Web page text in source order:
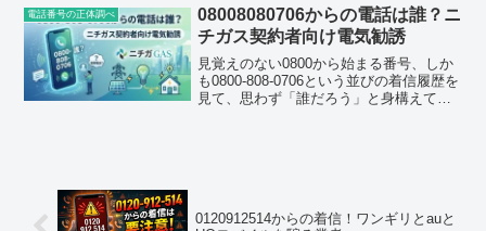
い……そんな経験をした方が増えていま
す。2026年7月に...
電話番号の正体調べ
08008080706からの電話は誰？ニ
チガス契約者向け電気勧誘
見覚えのない0800から始まる番号、しか
も0800-808-0706という並びの着信履歴を
見て、思わず「誰だろう」と身構えてし
0120912514からの着信！ワンギリとauと